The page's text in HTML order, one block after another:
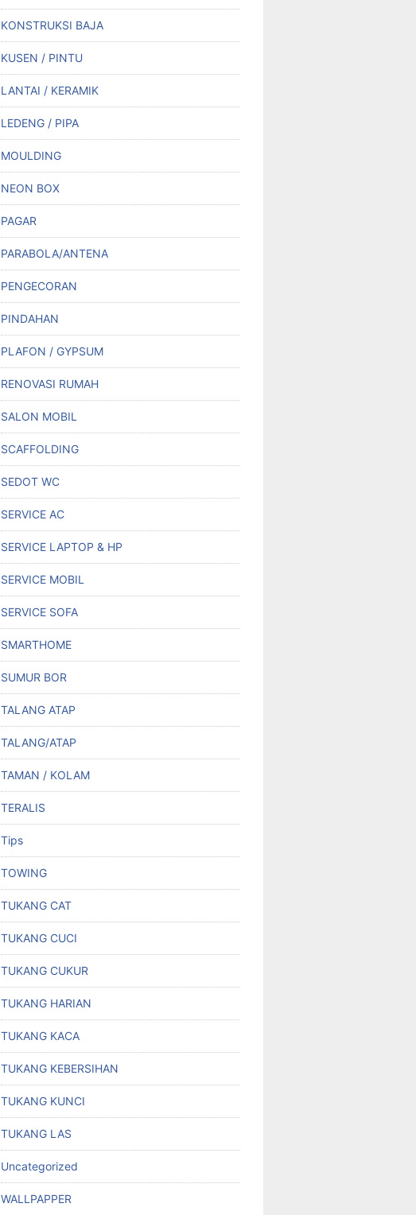
KONSTRUKSI BAJA
KUSEN / PINTU
LANTAI / KERAMIK
LEDENG / PIPA
MOULDING
NEON BOX
PAGAR
PARABOLA/ANTENA
PENGECORAN
PINDAHAN
PLAFON / GYPSUM
RENOVASI RUMAH
SALON MOBIL
SCAFFOLDING
SEDOT WC
SERVICE AC
SERVICE LAPTOP & HP
SERVICE MOBIL
SERVICE SOFA
SMARTHOME
SUMUR BOR
TALANG ATAP
TALANG/ATAP
TAMAN / KOLAM
TERALIS
Tips
TOWING
TUKANG CAT
TUKANG CUCI
TUKANG CUKUR
TUKANG HARIAN
TUKANG KACA
TUKANG KEBERSIHAN
TUKANG KUNCI
TUKANG LAS
Uncategorized
WALLPAPPER